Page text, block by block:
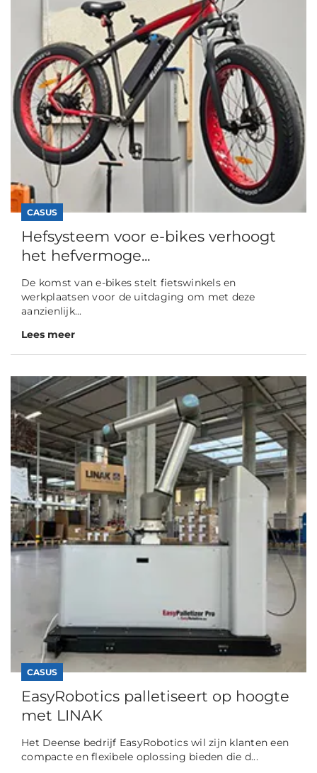
CASUS
Hefsysteem voor e-bikes verhoogt
het hefvermoge...
De komst van e-bikes stelt fietswinkels en
werkplaatsen voor de uitdaging om met deze
aanzienlijk...
Lees meer
CASUS
EasyRobotics palletiseert op hoogte
met LINAK
Het Deense bedrijf EasyRobotics wil zijn klanten een
compacte en flexibele oplossing bieden die d...